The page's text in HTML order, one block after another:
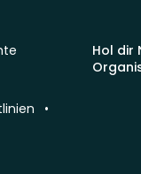
Hol dir